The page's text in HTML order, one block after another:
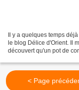
Il y a quelques temps
le blog Délice d'Orient. Il
découvert qu'un pot de
< Page